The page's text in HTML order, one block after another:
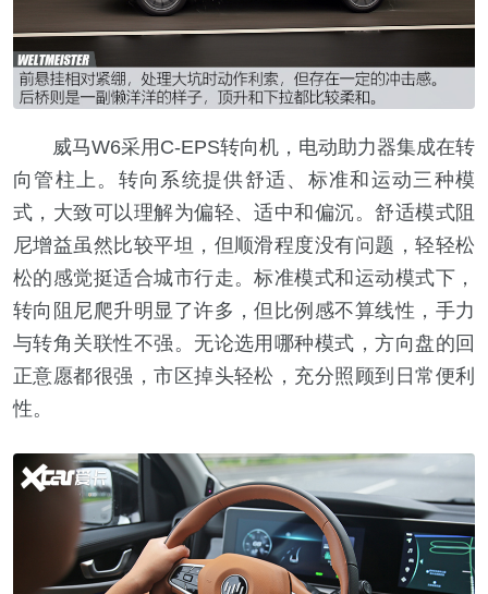
威马W6采用C-EPS转向机，电动助力器集成在转
向管柱上。转向系统提供舒适、标准和运动三种模
式，大致可以理解为偏轻、适中和偏沉。舒适模式阻
尼增益虽然比较平坦，但顺滑程度没有问题，轻轻松
松的感觉挺适合城市行走。标准模式和运动模式下，
转向阻尼爬升明显了许多，但比例感不算线性，手力
与转角关联性不强。无论选用哪种模式，方向盘的回
正意愿都很强，市区掉头轻松，充分照顾到日常便利
性。